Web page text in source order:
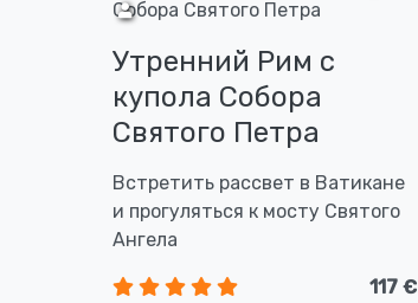
Утренний Рим с
купола Собора
Святого Петра
Встретить рассвет в Ватикане
и прогуляться к мосту Святого
Ангела
117 €